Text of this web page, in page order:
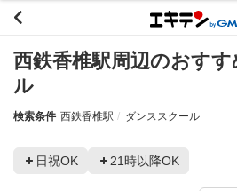
西鉄香椎駅周辺のおす
ル
検索条件 西鉄香椎駅 ダンススクール
日祝OK 21時以降OK